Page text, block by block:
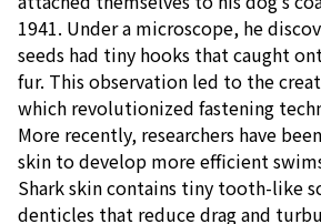
1941. Under a microscope, he
seeds had tiny hooks that caught
fur. This observation led to the
which revolutionized fastening
More recently, researchers have
skin to develop more efficient
Shark skin contains tiny tooth-like
denticles that reduce drag and